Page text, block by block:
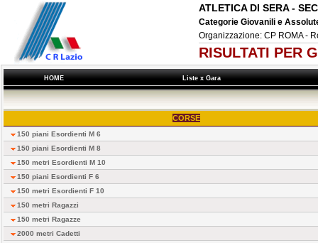
ATLETICA DI SERA -
Categorie Giovanili e
Organizzazione: CP ROMA -
RISULTATI PER
HOME Liste x Gara
CORSE
150 piani Esordienti M 6
150 piani Esordienti M 8
150 metri Esordienti M 10
150 piani Esordienti F 6
150 metri Esordienti F 10
150 metri Ragazzi
150 metri Ragazze
2000 metri Cadetti